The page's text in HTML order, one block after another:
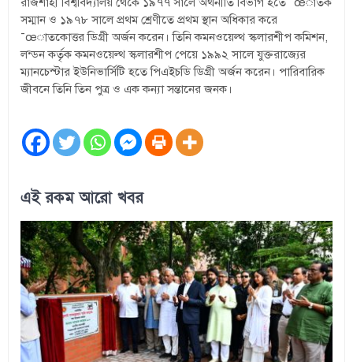
সম্মান ও ১৯৭৮ সালে প্রথম শ্রেণীতে প্রথম স্থান অধিকার করে
¯œাতকোত্তর ডিগ্রী অর্জন করেন। তিনি কমনওয়েল্থ স্কলারশীপ কমিশন,
লন্ডন কর্তৃক কমনওয়েল্থ স্কলারশীপ পেয়ে ১৯৯২ সালে যুক্তরাজ্যের
ম্যানচেস্টার ইউনিভার্সিটি হতে পিএইচডি ডিগ্রী অর্জন করেন। পারিবারিক
জীবনে তিনি তিন পুত্র ও এক কন্যা সন্তানের জনক।
এই রকম আরো খবর